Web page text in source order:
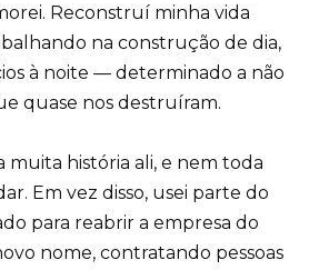
Reconstruí minha vida
na construção de dia,
à noite — determinado a não
quase nos destruíram.
muita história ali, e nem toda
Em vez disso, usei parte do
para reabrir a empresa do
nome, contratando pessoas